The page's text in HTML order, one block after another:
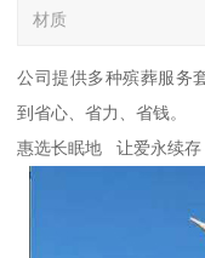
材质
公司提供多种殡葬服务
到省心、省力、省钱。
惠选长眠地 让爱永续